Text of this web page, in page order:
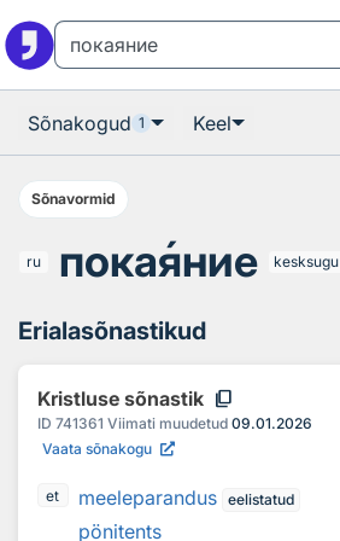
Sõnakogud 1 Keel
Sõnavormid
ru покаяние kesksugu
Erialasõnastikud
Kristluse sõnastik content_copy
ID 741361 Viimati muudetud 09.01.2026
Vaata sõnakogu
et meeleparandus eelistatud
pönitents